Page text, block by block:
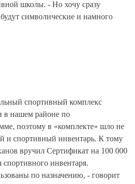
школы. - Но хочу сразу
символические и намного
спортивный комплекс
в нашем районе по
поэтому в «комплекте» шло не
и спортивный инвентарь. К тому
вручил Сертификат на 100 000
инвентаря.
по назначению, - говорит